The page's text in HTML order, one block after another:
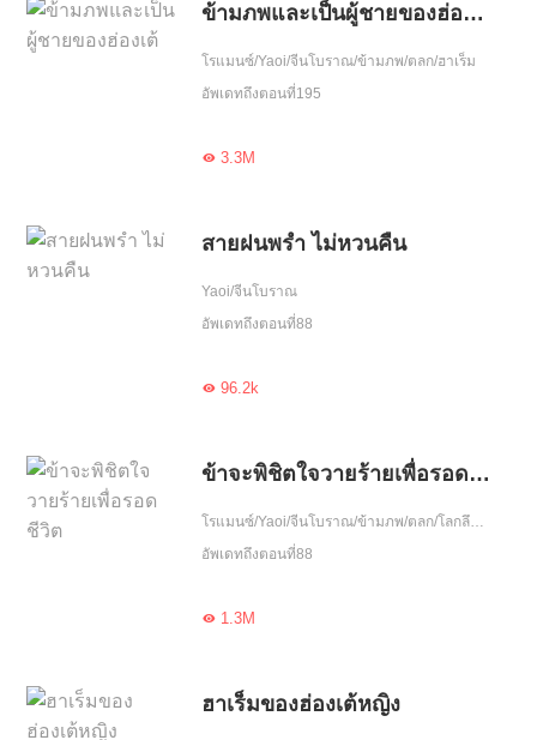
ข้ามภพและเป็นผู้ชายของฮ่องเต้
โรแมนซ์/Yaoi/จีนโบราณ/ข้ามภพ/ตลก/ฮาเร็ม
อัพเดทถึงตอนที่195
3.3M
สายฝนพรำ ไม่หวนคืน
Yaoi/จีนโบราณ
อัพเดทถึงตอนที่88
96.2k
ข้าจะพิชิตใจวายร้ายเพื่อรอดชีวิต
โรแมนซ์/Yaoi/จีนโบราณ/ข้ามภพ/ตลก/โลกลึกลับ/ความรัก/ขี้งอแง/เกิดใหม่
อัพเดทถึงตอนที่88
1.3M
ฮาเร็มของฮ่องเต้หญิง